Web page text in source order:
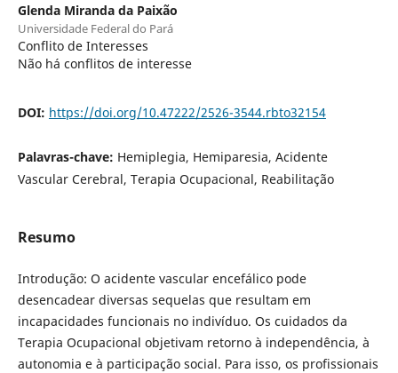
Glenda Miranda da Paixão
Universidade Federal do Pará
Conflito de Interesses
Não há conflitos de interesse
DOI: https://doi.org/10.47222/2526-3544.rbto32154
Palavras-chave: Hemiplegia, Hemiparesia, Acidente
Vascular Cerebral, Terapia Ocupacional, Reabilitação
Resumo
Introdução: O acidente vascular encefálico pode
desencadear diversas sequelas que resultam em
incapacidades funcionais no indivíduo. Os cuidados da
Terapia Ocupacional objetivam retorno à independência, à
autonomia e à participação social. Para isso, os profissionais